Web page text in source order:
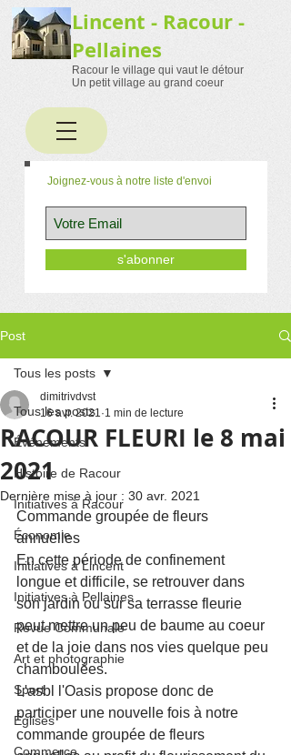
Lincent - Racour -
Pellaines
Racour le village qui vaut le détour
Un petit village au grand coeur
Joignez-vous à notre liste d'envoi
s'abonner
Post
Tous les posts
Événements
Histoire de Racour
Initiatives à Racour
Économie
Initiatives à Lincent
Initiatives à Pellaines
Revue Communale
Art et photographie
Sport
Églises
Commerce
Tous les posts
RACOUR FLEURI le 8 mai
2021
dimitrivdvst
16 avr. 2021 1 min de lecture
Dernière mise à jour : 30 avr. 2021
Commande groupée de fleurs
annuelles
En cette période de confinement
longue et difficile, se retrouver dans
son jardin ou sur sa terrasse fleurie
peut mettre un peu de baume au coeur
et de la joie dans nos vies quelque peu
chamboulées.
L'asbl l'Oasis propose donc de
participer une nouvelle fois à notre
commande groupée de fleurs